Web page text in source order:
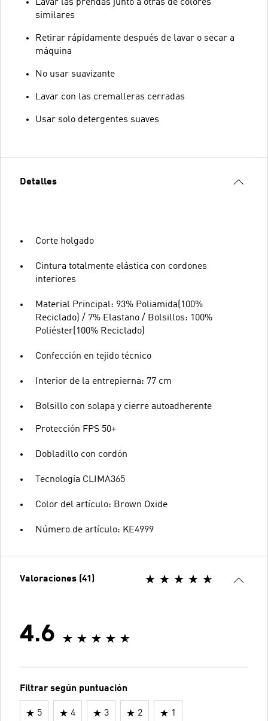
Lavar las prendas junto a otras de colores
similares
Retirar rápidamente después de lavar o secar a
máquina
No usar suavizante
Lavar con las cremalleras cerradas
Usar solo detergentes suaves
Detalles
Corte holgado
Cintura totalmente elástica con cordones
interiores
Material Principal: 93% Poliamida(100%
Reciclado) / 7% Elastano / Bolsillos: 100%
Poliéster(100% Reciclado)
Confección en tejido técnico
Interior de la entrepierna: 77 cm
Bolsillo con solapa y cierre autoadherente
Protección FPS 50+
Dobladillo con cordón
Tecnología CLIMA365
Color del artículo: Brown Oxide
Número de artículo: KE4999
Valoraciones (41)
4.6
Filtrar según puntuación
5 4 3 2 1